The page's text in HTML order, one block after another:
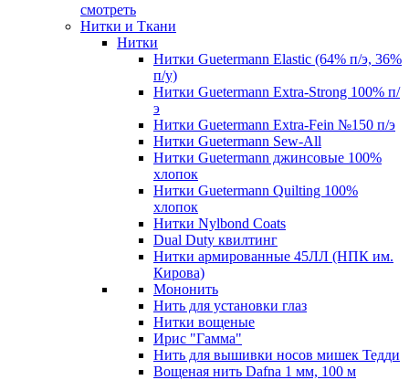
смотреть
Нитки и Ткани
Нитки
Нитки Guetermann Elastic (64% п/э, 36%
п/у)
Нитки Guetermann Extra-Strong 100% п/
э
Нитки Guetermann Extra-Fein №150 п/э
Нитки Guetermann Sew-All
Нитки Guetermann джинсовые 100%
хлопок
Нитки Guetermann Quilting 100%
хлопок
Нитки Nylbond Coats
Dual Duty квилтинг
Нитки армированные 45ЛЛ (НПК им.
Кирова)
Мононить
Нить для установки глаз
Нитки вощеные
Ирис "Гамма"
Нить для вышивки носов мишек Тедди
Вощеная нить Dafna 1 мм, 100 м